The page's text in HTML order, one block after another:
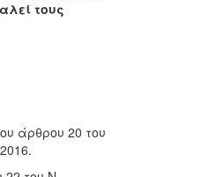
τους
άρθρου 20 του